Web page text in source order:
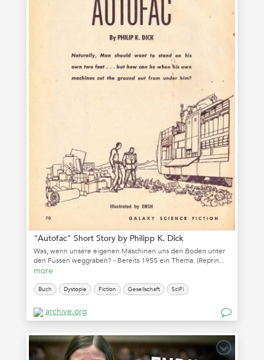
"Autofac" Short Story by Philipp K. Dick
Was, wenn unsere eigenen Maschinen uns den Boden unter
den Füssen weggraben? - Bereits 1955 ein Thema. (Reprin...
more
Buch Dystopie Fiction Gesellschaft SciFi
archive.org